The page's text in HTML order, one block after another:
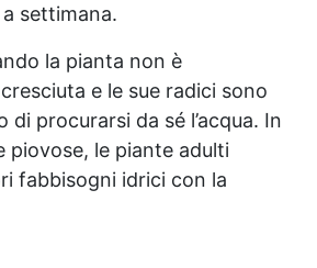
settimana.
la pianta non è
e le sue radici sono
procurarsi da sé l’acqua. In
piovose, le piante adulti
fabbisogni idrici con la